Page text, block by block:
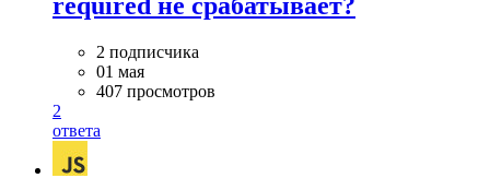
2 подписчика
01 мая
407 просмотров
2
ответа